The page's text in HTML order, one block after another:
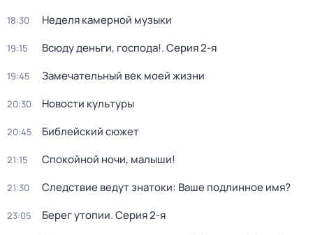
18:30 Неделя камерной музыки
19:15 Всюду деньги, господа!. Серия 2-я
19:45 Замечательный век моей жизни
20:30 Новости культуры
20:45 Библейский сюжет
21:15 Спокойной ночи, малыши!
21:30 Следствие ведут знатоки: Ваше подлинное имя?
23:05 Берег утопии. Серия 2-я